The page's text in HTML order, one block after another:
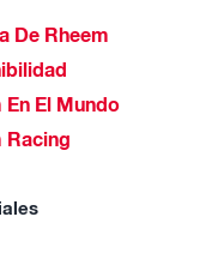
De Rheem
En El Mundo
Racing